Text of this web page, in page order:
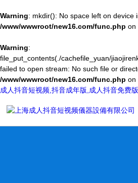
Warning: mkdir(): No space left on device
/www/wwwroot/new16.com/func.php on
Warning:
file_put_contents(./cachefile_yuan/
failed to open stream: No such file or
/www/wwwroot/new16.com/func.php on
成人抖音短视频,抖音成年版,成人抖音免费